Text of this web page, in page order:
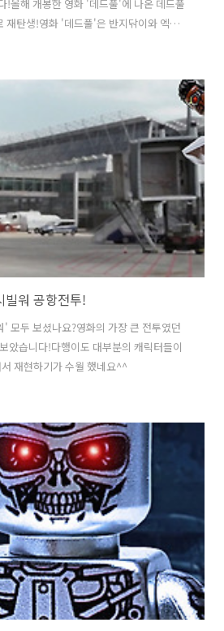
!올해 개봉한 영화 '데드풀'에 나온 데드풀
재탄생!영화 '데드풀'은 반지닦이와 엑스
로 홍역을 치뤘던 라이놀 레이놀즈가 다
니다. 데드풀본명은 '웨이드 윌슨'이며 캐
생긴 종양 때문에 웨폰X 실험에 참여하여
었지만,실험이 실패하여 암이 온몸을 뒤덮
었습니다.코믹스 캐릭터 중 유일하게 자신
독자들에게 말을 걸거나 작가를 욕하기도
빌워 공항전투!
모두 보셨나요?영화의 가장 큰 전투였던
았습니다!다행이도 대부분의 캐릭터들이
재현하기가 수월 했네요^^